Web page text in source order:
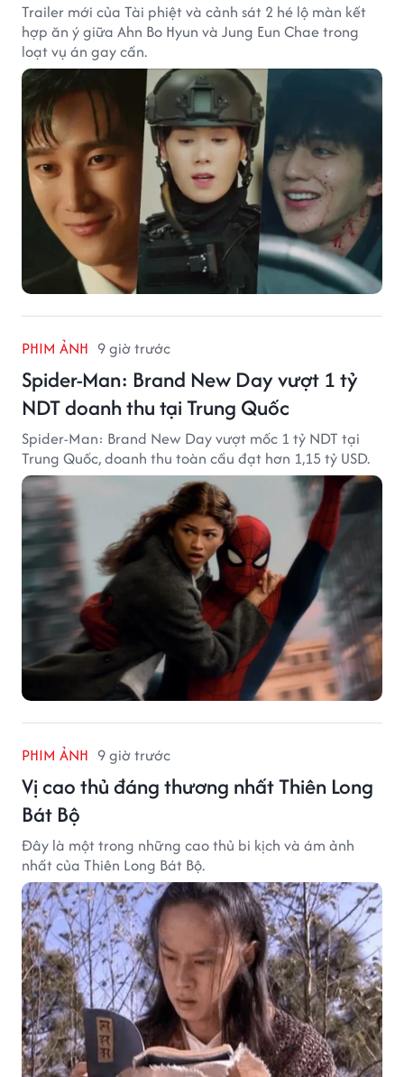
Trailer mới của Tài phiệt và cảnh sát 2 hé lộ màn kết
hợp ăn ý giữa Ahn Bo Hyun và Jung Eun Chae trong
loạt vụ án gay cấn.
PHIM ẢNH 9 giờ trước
Spider-Man: Brand New Day vượt 1 tỷ
NDT doanh thu tại Trung Quốc
Spider-Man: Brand New Day vượt mốc 1 tỷ NDT tại
Trung Quốc, doanh thu toàn cầu đạt hơn 1,15 tỷ USD.
PHIM ẢNH 9 giờ trước
Vị cao thủ đáng thương nhất Thiên Long
Bát Bộ
Đây là một trong những cao thủ bi kịch và ám ảnh
nhất của Thiên Long Bát Bộ.